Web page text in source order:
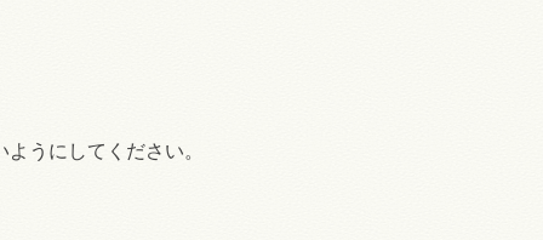
うにしてください。